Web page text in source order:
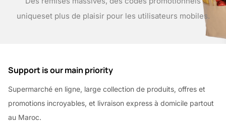
uniqueset plus de plaisir pour les utilisateurs mobiles.
Support is our main priority
Supermarché en ligne, large collection de produits, offres et
promotions incroyables, et livraison express à domicile partout
au Maroc.